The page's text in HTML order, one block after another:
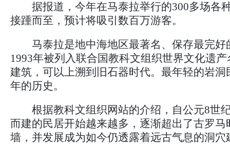
据报道，今年在马泰拉举行的300多场各
接踵而至，预计将吸引数百万游客。
马泰拉是地中海地区最著名、保存最完好
1993年被列入联合国教科文组织世界文化遗
建筑，可以上溯到旧石器时代。最年轻的岩洞
年的历史。
根据教科文组织网站的介绍，自公元8世
而建的民居开始越来越多，逐渐超出了古罗马
墙，并发展成为如今仍透露着远古气息的洞穴